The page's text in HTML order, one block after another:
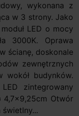
wykonana z
w 3 strony. Jako
LED o mocy
3000K. Oprawa
ścianę, doskonale
zewnętrznych
wokół budynków.
zintegrowany
4,7x9,25cm Otwór